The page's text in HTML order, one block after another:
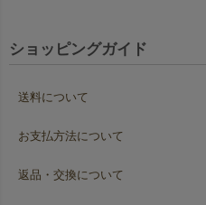
ショッピングガイド
送料について
お支払方法について
返品・交換について